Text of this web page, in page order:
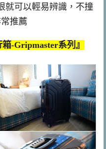
就可以輕易辨識，不撞
推薦
-Gripmaster系列』